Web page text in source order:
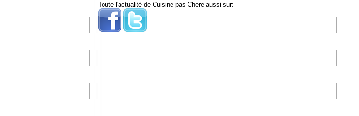
Toute l'actualité de Cuisine pas Chere aussi sur: